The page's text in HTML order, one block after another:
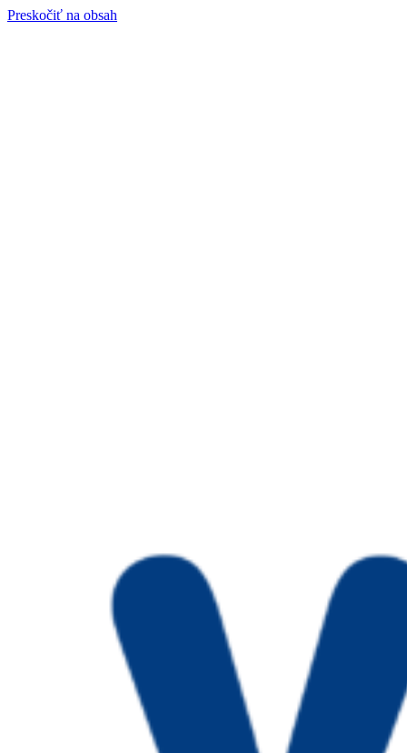
Preskočiť na obsah